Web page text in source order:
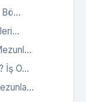
Bö...
İş O...